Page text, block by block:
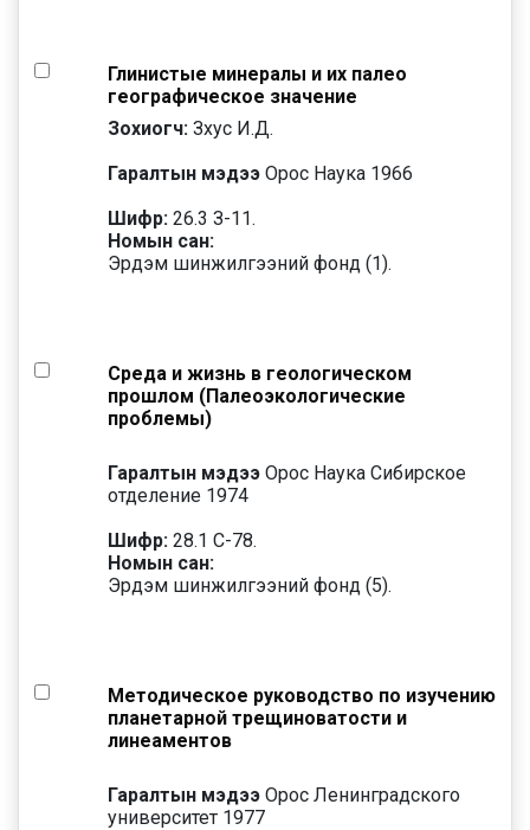
Глинистые минералы и их палео
географическое значение
Зохиогч: Зхус И.Д.
Гаралтын мэдээ Орос Наука 1966
Шифр: 26.3 З-11.
Номын сан:
Эрдэм шинжилгээний фонд (1).
Среда и жизнь в геологическом
прошлом (Палеоэкологические
проблемы)
Гаралтын мэдээ Орос Наука Сибирское
отделение 1974
Шифр: 28.1 С-78.
Номын сан:
Эрдэм шинжилгээний фонд (5).
Методическое руководство по изучению
планетарной трещиноватости и
линеаментов
Гаралтын мэдээ Орос Ленинградского
университет 1977